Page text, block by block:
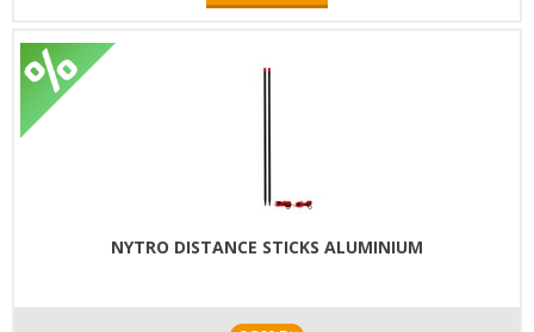
NYTRO DISTANCE STICKS ALUMINIUM